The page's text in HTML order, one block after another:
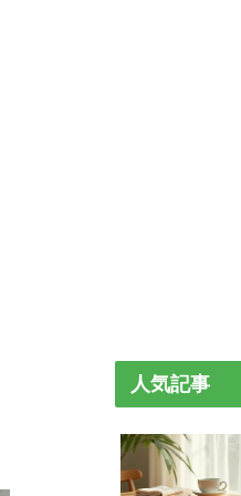
人気記事